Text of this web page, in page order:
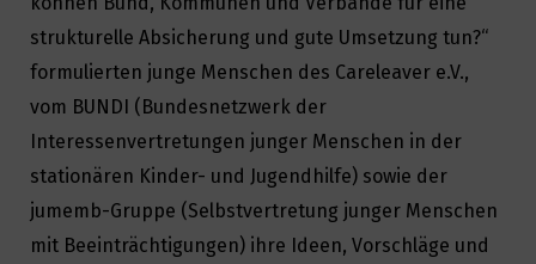
strukturelle Absicherung und gute Umsetzung tun?“
formulierten junge Menschen des Careleaver e.V.,
vom BUNDI (Bundesnetzwerk der
Interessenvertretungen junger Menschen in der
stationären Kinder- und Jugendhilfe) sowie der
jumemb-Gruppe (Selbstvertretung junger Menschen
mit Beeinträchtigungen) ihre Ideen, Vorschläge und